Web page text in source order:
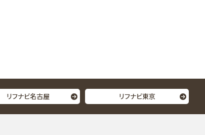
リフナビ名古屋 リフナビ東京